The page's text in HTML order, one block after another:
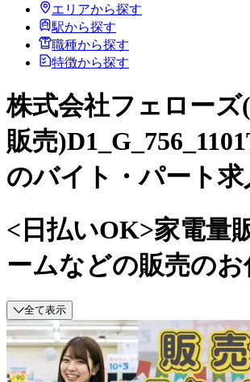
エリアから探す
駅から探す
職種から探す
特徴から探す
株式会社フェローズ
販売
のバイト・パート求
<日払いOK>家電量
ームなどの販売の
全て表示